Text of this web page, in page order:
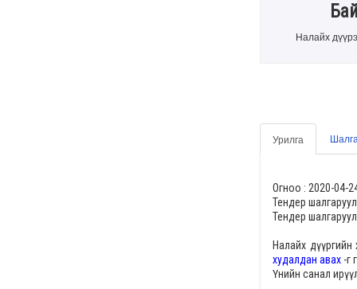
Налайх
Урилга
Огноо : 2020-04-
Тендер
Тендер
Налайх
худалдан авах -г
Үнийн санал